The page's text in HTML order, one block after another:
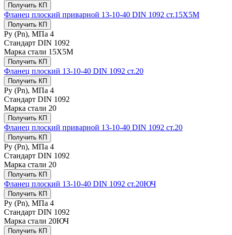
Получить КП
Фланец плоский приварной 13-10-40 DIN 1092 ст.15Х5М
Получить КП
Ру (Рn), МПа 4
Стандарт DIN 1092
Марка стали 15Х5М
Получить КП
Фланец плоский 13-10-40 DIN 1092 ст.20
Получить КП
Ру (Рn), МПа 4
Стандарт DIN 1092
Марка стали 20
Получить КП
Фланец плоский приварной 13-10-40 DIN 1092 ст.20
Получить КП
Ру (Рn), МПа 4
Стандарт DIN 1092
Марка стали 20
Получить КП
Фланец плоский 13-10-40 DIN 1092 ст.20ЮЧ
Получить КП
Ру (Рn), МПа 4
Стандарт DIN 1092
Марка стали 20ЮЧ
Получить КП